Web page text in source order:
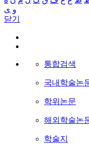
و ی
닫기
통합검색
국내학술논
학위논문
해외학술논
학술지